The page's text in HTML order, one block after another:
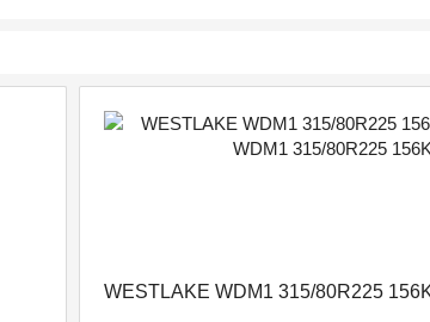
WESTLAKE WDM1 315/80R225